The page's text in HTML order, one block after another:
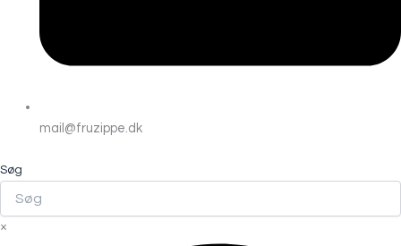
mail@fruzippe.dk
Søg
×